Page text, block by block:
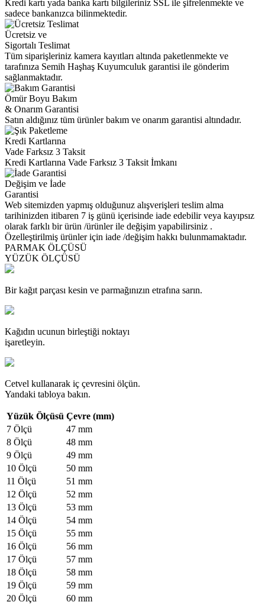
Kredi kartı yada banka kartı bilgileriniz SSL ile şifrelenmekte ve
sadece bankanızca bilinmektedir.
Ücretsiz ve
Sigortalı Teslimat
Tüm siparişleriniz kamera kayıtları altında paketlenmekte ve
tarafınıza Semih Haşhaş Kuyumculuk garantisi ile gönderim
sağlanmaktadır.
Ömür Boyu Bakım
& Onarım Garantisi
Satın aldığınız tüm ürünler bakım ve onarım garantisi altındadır.
Kredi Kartlarına
Vade Farksız 3 Taksit
Kredi Kartlarına Vade Farksız 3 Taksit İmkanı
Değişim ve İade
Garantisi
Web sitemizden yapmış olduğunuz alışverişleri teslim alma
tarihinizden itibaren 7 iş günü içerisinde iade edebilir veya kayıpsız
olarak farklı bir ürün /ürünler ile değişim yapabilirsiniz .
Özelleştirilmiş ürünler için iade /değişim hakkı bulunmamaktadır.
PARMAK ÖLÇÜSÜ
YÜZÜK ÖLÇÜSÜ
Bir kağıt parçası kesin ve parmağınızın etrafına sarın.
Kağıdın ucunun birleştiği noktayı
işaretleyin.
Cetvel kullanarak iç çevresini ölçün.
Yandaki tabloya bakın.
Yüzük Ölçüsü Çevre (mm)
7 Ölçü
47 mm
8 Ölçü
48 mm
9 Ölçü
49 mm
10 Ölçü
50 mm
11 Ölçü
51 mm
12 Ölçü
52 mm
13 Ölçü
53 mm
14 Ölçü
54 mm
15 Ölçü
55 mm
16 Ölçü
56 mm
17 Ölçü
57 mm
18 Ölçü
58 mm
19 Ölçü
59 mm
20 Ölçü
60 mm